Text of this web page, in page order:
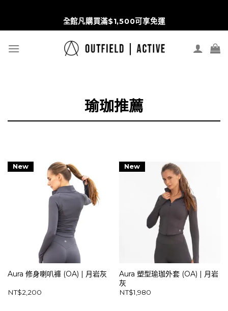
全館凡購買滿$1,500可享免運
瑜珈推薦
New
Aura 修身喇叭褲 (OA) | 月岩灰
NT$2,200
New
Aura 塑型瑜珈外套 (OA) | 月岩
灰
NT$1,980